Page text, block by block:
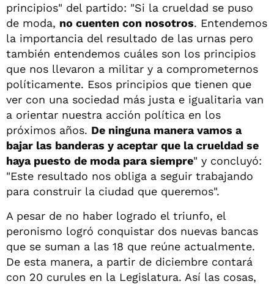
principios" del partido: "Si la crueldad se puso
de moda, no cuenten con nosotros. Entendemos
la importancia del resultado de las urnas pero
también entendemos cuáles son los principios
que nos llevaron a militar y a comprometernos
políticamente. Esos principios que tienen que
ver con una sociedad más justa e igualitaria van
a orientar nuestra acción política en los
próximos años. De ninguna manera vamos a
bajar las banderas y aceptar que la crueldad se
haya puesto de moda para siempre" y concluyó:
"Este resultado nos obliga a seguir trabajando
para construir la ciudad que queremos".
A pesar de no haber logrado el triunfo, el
peronismo logró conquistar dos nuevas bancas
que se suman a las 18 que reúne actualmente.
De esta manera, a partir de diciembre contará
con 20 curules en la Legislatura. Así las cosas,